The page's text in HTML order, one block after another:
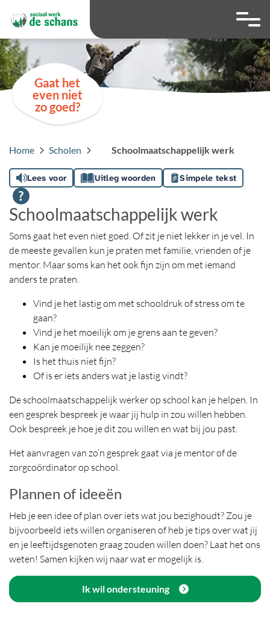
Hoog contrast
Ga naar
Gaat het
even niet
zo goed?
Home Scholen Schoolmaatschappelijk werk
Lees voor Uitleg woorden Simpele tekst
Schoolmaatschappelijk werk
Soms gaat het even niet goed. Of zit je niet lekker in je vel. In
de meeste gevallen kun je praten met familie, vrienden of je
mentor. Maar soms kan het ook fijn zijn om met iemand
anders te praten.
Vind je het lastig om met schooldruk of stress om te
gaan?
Vind je het moeilijk om je grens aan te geven?
Kan je moeilijk nee zeggen?
Is het thuis niet fijn?
Of is er iets anders wat je lastig vindt?
De schoolmaatschappelijk werker op school kan je helpen. In
een gesprek bespreek je waar jij hulp in zou willen hebben.
Ook bespreek je hoe je dit zou willen en wat bij jou past.
Het aanvragen van zo’n gesprek gaat via je mentor of de
zorgcoördinator op school.
Plannen of ideeën
Heb je een idee of plan over iets wat jou bezighoudt? Zou je
bijvoorbeeld iets willen organiseren of heb je tips over wat jij
en je leeftijdsgenoten graag zouden willen doen? Laat het ons
weten! Samen kijken wij naar wat er mogelijk is.
Ik wil ondersteuning